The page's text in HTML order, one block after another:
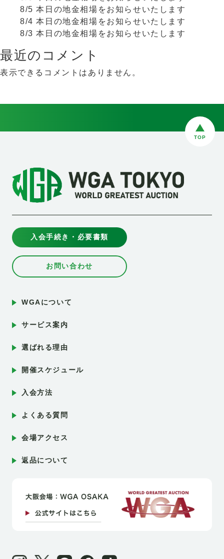
8/5 本日の地金相場をお知らせいたします
8/4 本日の地金相場をお知らせいたします
8/3 本日の地金相場をお知らせいたします
最近のコメント
表示できるコメントはありません。
TOP
入会手続き・必要書類
お問い合わせ
WGAについて
サービス案内
選ばれる理由
開催スケジュール
入会方法
よくある質問
会場アクセス
返品について